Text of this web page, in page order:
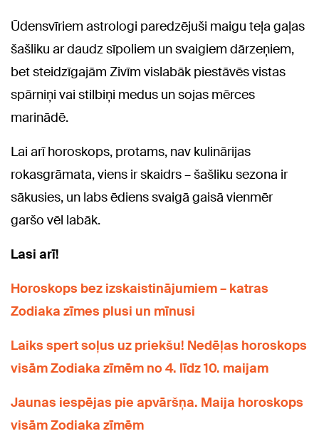
Ūdensvīriem astrologi paredzējuši maigu teļa gaļas
šašliku ar daudz sīpoliem un svaigiem dārzeņiem,
bet steidzīgajām Zivīm vislabāk piestāvēs vistas
spārniņi vai stilbiņi medus un sojas mērces
marinādē.
Lai arī horoskops, protams, nav kulinārijas
rokasgrāmata, viens ir skaidrs – šašliku sezona ir
sākusies, un labs ēdiens svaigā gaisā vienmēr
garšo vēl labāk.
Lasi arī!
Horoskops bez izskaistinājumiem – katras
Zodiaka zīmes plusi un mīnusi
Laiks spert soļus uz priekšu! Nedēļas horoskops
visām Zodiaka zīmēm no 4. līdz 10. maijam
Jaunas iespējas pie apvāršņa. Maija horoskops
visām Zodiaka zīmēm